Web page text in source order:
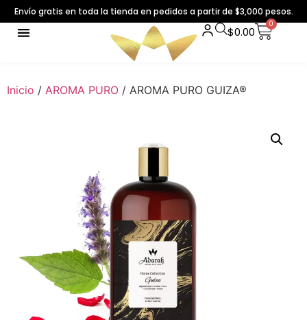
Envío gratis en toda la tienda en pedidos a partir de $3,000 pesos.
$0.00
0
Inicio / AROMA PURO / AROMA PURO GUIZA®